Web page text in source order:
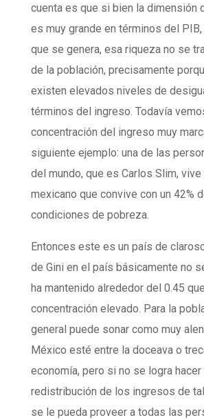
cuenta es que si bien la dimensión
es muy grande en términos del
que se genera, esa riqueza no se
de la población, precisamente
existen elevados niveles de
términos del ingreso. Todavía
concentración del ingreso muy
siguiente ejemplo: una de las
del mundo, que es Carlos Slim, vive
mexicano que convive con un 42%
condiciones de pobreza.
Entonces este es un país de
de Gini en el país básicamente no
ha mantenido alrededor del 0.45
concentración elevado. Para la
general puede sonar como muy
México esté entre la doceava o
economía, pero si no se logra
redistribución de los ingresos de
se le pueda proveer a todas las